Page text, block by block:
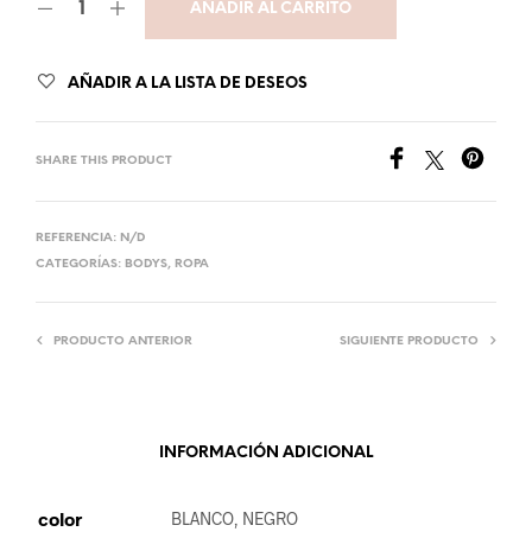
AÑADIR AL CARRITO
AÑADIR A LA LISTA DE DESEOS
SHARE THIS PRODUCT
REFERENCIA: N/D
CATEGORÍAS: BODYS, ROPA
PRODUCTO ANTERIOR SIGUIENTE PRODUCTO
INFORMACIÓN ADICIONAL
color BLANCO, NEGRO